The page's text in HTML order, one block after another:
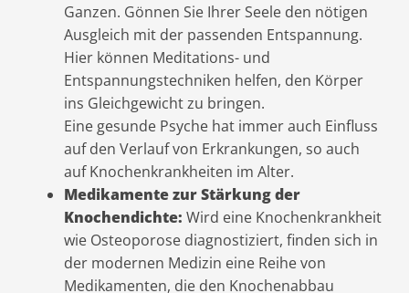
Ganzen. Gönnen Sie Ihrer Seele den nötigen
Ausgleich mit der passenden Entspannung.
Hier können Meditations- und
Entspannungstechniken helfen, den Körper
ins Gleichgewicht zu bringen.
Eine gesunde Psyche hat immer auch Einfluss
auf den Verlauf von Erkrankungen, so auch
auf Knochenkrankheiten im Alter.
Medikamente zur Stärkung der
Knochendichte: Wird eine Knochenkrankheit
wie Osteoporose diagnostiziert, finden sich in
der modernen Medizin eine Reihe von
Medikamenten, die den Knochenabbau